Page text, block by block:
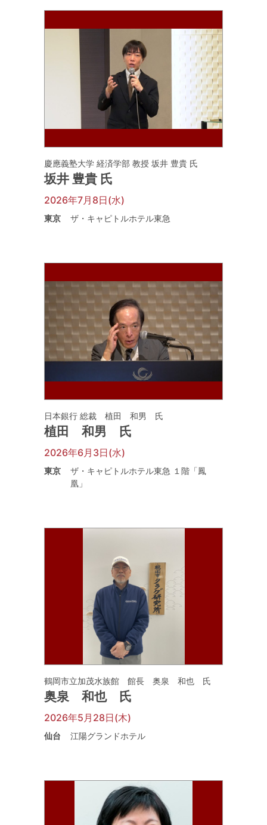
慶應義塾大学 経済学部 教授 坂井 豊貴 氏
坂井 豊貴 氏
2026年7月8日(水)
東京 ザ・キャピトルホテル東急
日本銀行 総裁 植田 和男 氏
植田 和男 氏
2026年6月3日(水)
東京
ザ・キャピトルホテル東急 １階「鳳
凰」
鶴岡市立加茂水族館 館長 奥泉 和也 氏
奥泉 和也 氏
2026年5月28日(木)
仙台 江陽グランドホテル